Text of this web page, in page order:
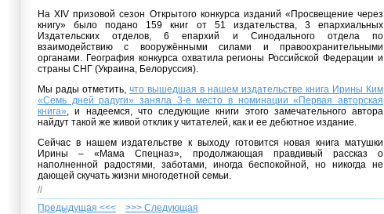
На XIV призовой сезон Открытого конкурса изданий «Просвещение через
книгу» было подано 159 книг от 51 издательства, 3 епархиальных
Издательских отделов, 6 епархий и Синодального отдела по
взаимодействию с вооружёнными силами и правоохранительными
органами. География конкурса охватила регионы Российской Федерации и
страны СНГ (Украина, Белоруссия).
Мы рады отметить, что вышедшая в нашем издательстве книга Ирины Ким
«Семь дней радуги» заняла 3-е место в номинации «Первая авторская
книга», и надеемся, что следующие книги этого замечательного автора
найдут такой же живой отклик у читателей, как и ее дебютное издание.
Сейчас в нашем издательстве к выходу готовится новая книга матушки
Ирины – «Мама Спецназ», продолжающая правдивый рассказ о
наполненной радостями, заботами, иногда беспокойной, но никогда не
дающей скучать жизни многодетной семьи.
//
Предыдущая <<<
>>> Cледующая